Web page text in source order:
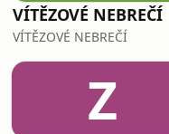
VÍTĚZOVÉ NEBREČÍ
VÍTĚZOVÉ NEBREČÍ
Z